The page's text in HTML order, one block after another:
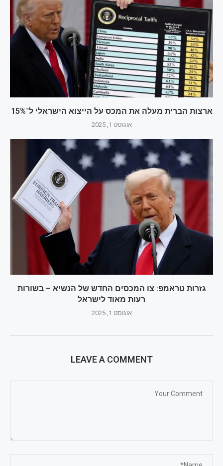
ארצות הברית מעלה את המכס על הייצוא הישראלי ל־15%
אוגוסט 1, 2025
גזרות טראמפ: צו המכסים החדש של הנשיא – בשורות
רעות מאוד לישראל
אוגוסט 1, 2025
LEAVE A COMMENT